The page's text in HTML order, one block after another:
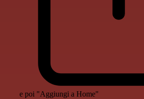
e poi "Aggiungi a Home"